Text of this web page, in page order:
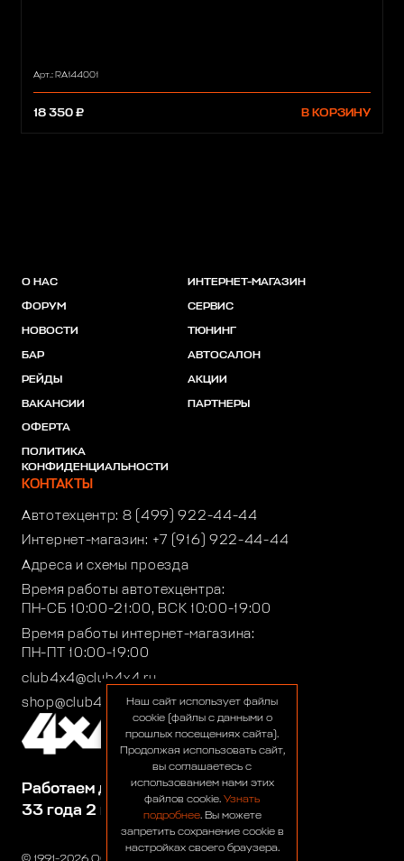
Арт.: RA144001
18 350 ₽ В КОРЗИНУ
© 1991-2026 ООО «Сервис 4х4»
Работаем для вас:
33 года 2 месяца 25 дней
О НАС
ФОРУМ
НОВОСТИ
БАР
РЕЙДЫ
ВАКАНСИИ
ОФЕРТА
ПОЛИТИКА
КОНФИДЕНЦИАЛЬНОСТИ
ИНТЕРНЕТ-МАГАЗИН
СЕРВИС
ТЮНИНГ
АВТОСАЛОН
АКЦИИ
ПАРТНЕРЫ
КОНТАКТЫ
Автотехцентр: 8 (499) 922-44-44
Интернет-магазин: +7 (916) 922-44-44
Адреса и схемы проезда
Время работы автотехцентра:
ПН-СБ 10:00-21:00, ВСК 10:00-19:00
Время работы интернет-магазина:
ПН-ПТ 10:00-19:00
club4x4@club4x4.ru
shop@club4x4.ruНаш сайт использует файлы
cookie (файлы с данными о
прошлых посещениях сайта).
Продолжая использовать сайт,
вы соглашаетесь с
использованием нами этих
файлов cookie. Узнать
подробнее. Вы можете
запретить сохранение cookie в
настройках своего браузера.